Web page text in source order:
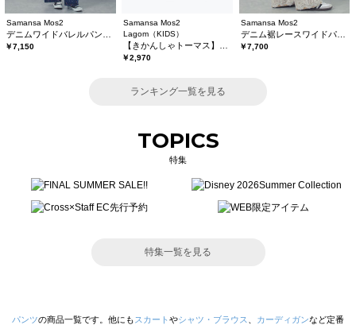
Samansa Mos2
￥7,150
Samansa Mos2
Lagom（KIDS）
￥2,970
Samansa Mos2
デニム裾レースワイドパンツ
￥7,700
ランキング一覧を見る
TOPICS
特集
特集一覧を見る
パンツの商品一覧です。他にも スカート やシャツ・ブラウス カーディガンなど定番